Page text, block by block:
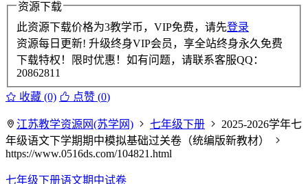
资源下载
此资源下载价格为3教学币，VIP免费，请先登录
资源每日更新! 升级终身VIP会员，享全站终身永久免费
下载特权！限时优惠！如有问题，请联系客服QQ：
20862811
收藏 (0) 点赞 (0)
江苏教学资源网(苏学网) 七年级下册
2025-2026学年七
年级语文下学期期中模拟基础过关卷（统编版新教材）
https://www.0516ds.com/104821.html
七年级下册语文期中试卷